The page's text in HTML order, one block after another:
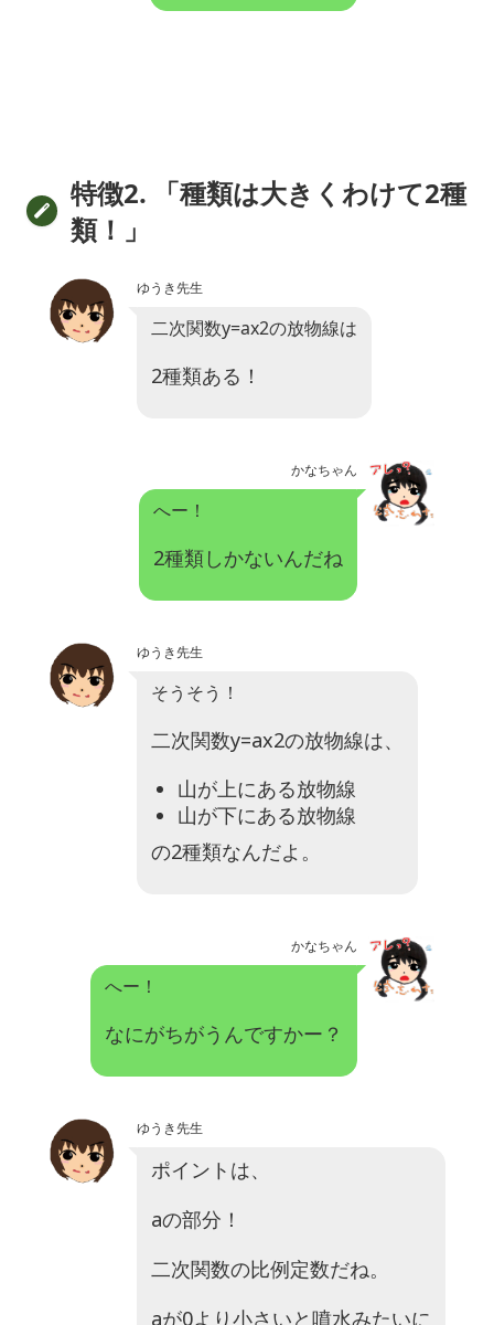
特徴2. 「種類は大きくわけて2種
類！」
ゆうき先生
二次関数y=ax2の放物線は
2種類ある！
かなちゃん
へー！
2種類しかないんだね
ゆうき先生
そうそう！
二次関数y=ax2の放物線は、
山が上にある放物線
山が下にある放物線
の2種類なんだよ。
かなちゃん
へー！
なにがちがうんですかー？
ゆうき先生
ポイントは、
aの部分！
二次関数の比例定数だね。
aが0より小さいと噴水みたいに